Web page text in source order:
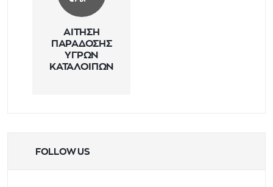
ΑΙΤΗΣΗ
ΠΑΡΑΔΟΣΗΣ
ΥΓΡΩΝ
ΚΑΤΑΛΟΙΠΩΝ
FOLLOW US